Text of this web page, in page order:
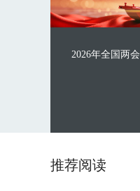
2026年全国两会
推荐阅读